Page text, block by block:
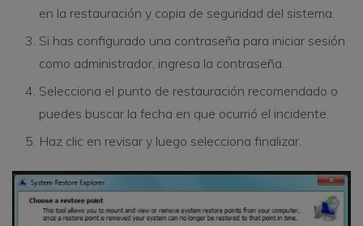
en la restauración y copia de seguridad del sistema.
Si has configurado una contraseña para iniciar sesión
como administrador, ingresa la contraseña.
Selecciona el punto de restauración recomendado o
puedes buscar la fecha en que ocurrió el incidente.
Haz clic en revisar y luego selecciona finalizar.